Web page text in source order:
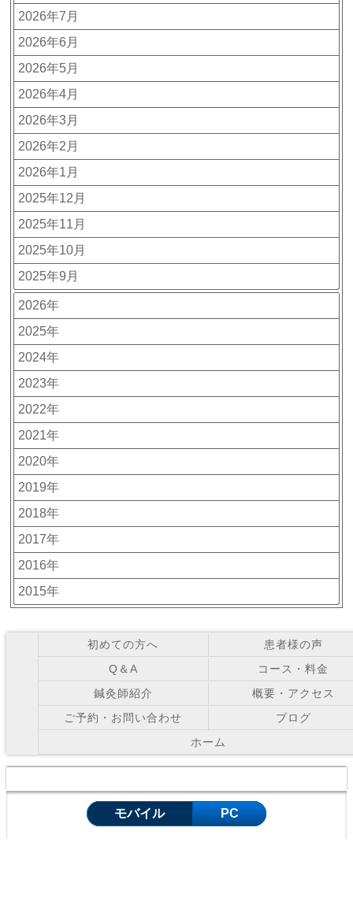
2026年7月
2026年6月
2026年5月
2026年4月
2026年3月
2026年2月
2026年1月
2025年12月
2025年11月
2025年10月
2025年9月
2026年
2025年
2024年
2023年
2022年
2021年
2020年
2019年
2018年
2017年
2016年
2015年
初めての方へ
患者様の声
Q＆A
コース・料金
鍼灸師紹介
概要・アクセス
ご予約・お問い合わせ
ブログ
ホーム
モバイル PC